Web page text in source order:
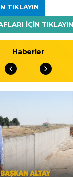
TIKLAYIN
IÇIN TIKLAYIN
Haberler